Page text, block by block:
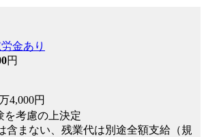
金あり
円
4,000円
考慮の上決定
含まない、残業代は別途全額支給（規